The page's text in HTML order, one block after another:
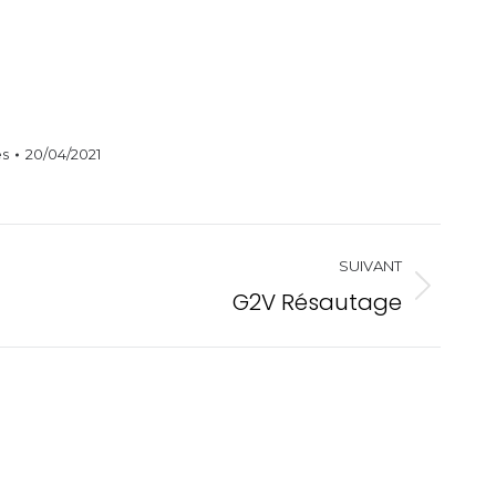
20/04/2021
SUIVANT
G2V Résautage